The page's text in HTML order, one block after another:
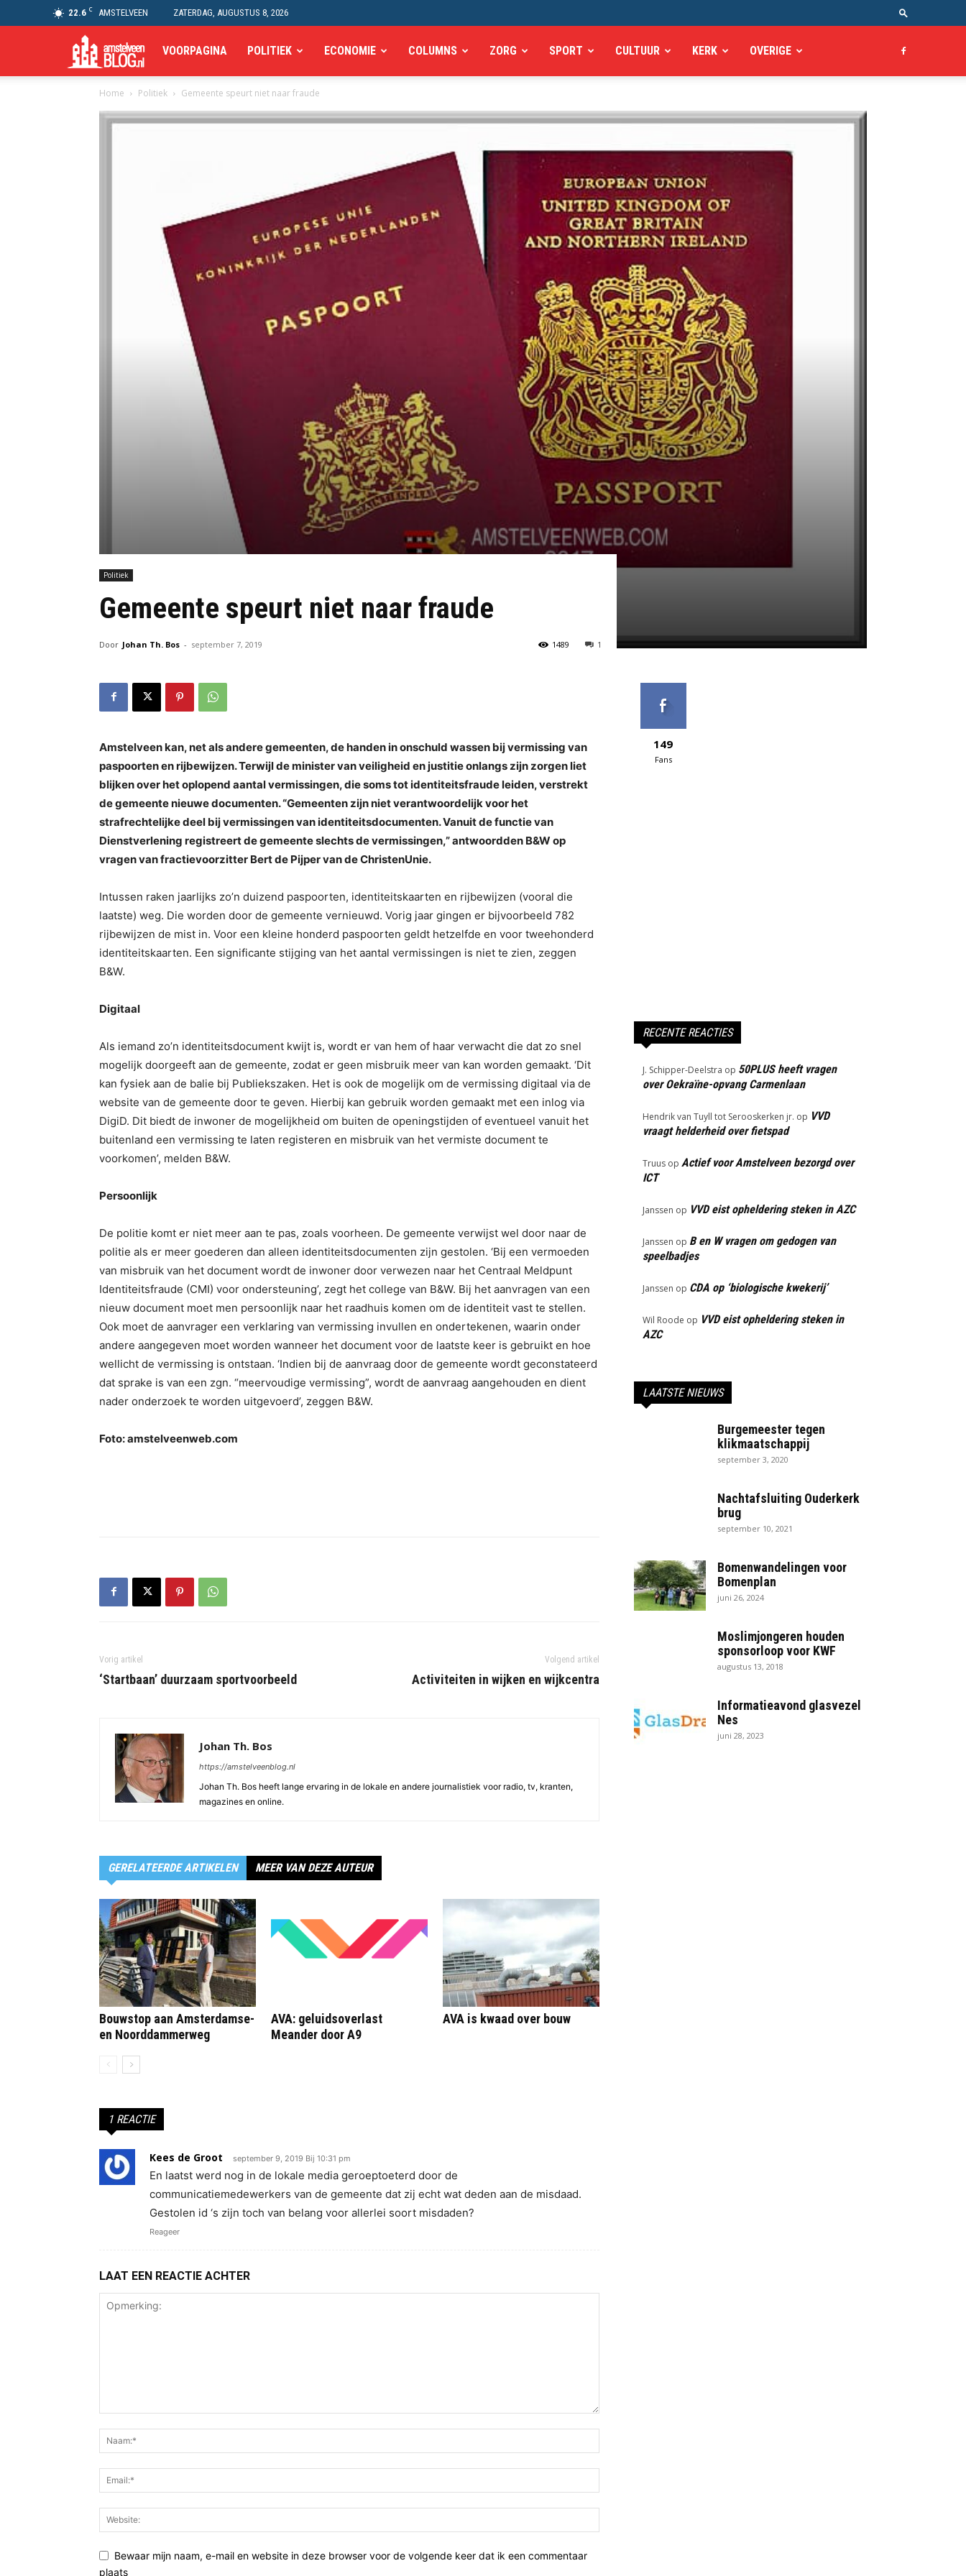
22.6 C AMSTELVEEN ZATERDAG, AUGUSTUS 8, 2026
Amstelveen
Blog
VOORPAGINA POLITIEK ECONOMIE COLUMNS ZORG SPORT CULTUUR KERK OVERIGE
Home Politiek Gemeente speurt niet naar fraude
Politiek
Gemeente speurt niet naar fraude
Door Johan Th. Bos - september 7, 2019 1
1489
Amstelveen kan, net als andere gemeenten, de handen in onschuld wassen bij vermissing van
paspoorten en rijbewijzen. Terwijl de minister van veiligheid en justitie onlangs zijn zorgen liet
blijken over het oplopend aantal vermissingen, die soms tot identiteitsfraude leiden, verstrekt
de gemeente nieuwe documenten. “Gemeenten zijn niet verantwoordelijk voor het
strafrechtelijke deel bij vermissingen van identiteitsdocumenten. Vanuit de functie van
Dienstverlening registreert de gemeente slechts de vermissingen,” antwoordden B&W op
vragen van fractievoorzitter Bert de Pijper van de ChristenUnie.
Intussen raken jaarlijks zo’n duizend paspoorten, identiteitskaarten en rijbewijzen (vooral die
laatste) weg. Die worden door de gemeente vernieuwd. Vorig jaar gingen er bijvoorbeeld 782
rijbewijzen de mist in. Voor een kleine honderd paspoorten geldt hetzelfde en voor tweehonderd
identiteitskaarten. Een significante stijging van het aantal vermissingen is niet te zien, zeggen
B&W.
Digitaal
Als iemand zo’n identiteitsdocument kwijt is, wordt er van hem of haar verwacht die dat zo snel
mogelijk doorgeeft aan de gemeente, zodat er geen misbruik meer van kan worden gemaakt. ‘Dit
kan fysiek aan de balie bij Publiekszaken. Het is ook de mogelijk om de vermissing digitaal via de
website van de gemeente door te geven. Hierbij kan gebruik worden gemaakt met een inlog via
DigiD. Dit biedt de inwoner de mogelijkheid om buiten de openingstijden of eventueel vanuit het
buitenland een vermissing te laten registeren en misbruik van het vermiste document te
voorkomen’, melden B&W.
Persoonlijk
De politie komt er niet meer aan te pas, zoals voorheen. De gemeente verwijst wel door naar de
politie als er meer goederen dan alleen identiteitsdocumenten zijn gestolen. ‘Bij een vermoeden
van misbruik van het document wordt de inwoner door verwezen naar het Centraal Meldpunt
Identiteitsfraude (CMI) voor ondersteuning’, zegt het college van B&W. Bij het aanvragen van een
nieuw document moet men persoonlijk naar het raadhuis komen om de identiteit vast te stellen.
Ook moet de aanvrager een verklaring van vermissing invullen en ondertekenen, waarin onder
andere aangegeven moet worden wanneer het document voor de laatste keer is gebruikt en hoe
wellicht de vermissing is ontstaan. ‘Indien bij de aanvraag door de gemeente wordt geconstateerd
dat sprake is van een zgn. “meervoudige vermissing”, wordt de aanvraag aangehouden en dient
nader onderzoek te worden uitgevoerd’, zeggen B&W.
Foto: amstelveenweb.com
Vorig artikel
‘Startbaan’ duurzaam sportvoorbeeld
Volgend artikel
Activiteiten in wijken en wijkcentra
Johan Th. Bos
https://amstelveenblog.nl
Johan Th. Bos heeft lange ervaring in de lokale en andere journalistiek voor radio, tv, kranten,
magazines en online.
GERELATEERDE ARTIKELEN MEER VAN DEZE AUTEUR
Bouwstop aan Amsterdamse-
en Noorddammerweg
AVA: geluidsoverlast
Meander door A9
AVA is kwaad over bouw
1 REACTIE
Kees de Groot september 9, 2019 Bij 10:31 pm
En laatst werd nog in de lokale media geroeptoeterd door de
communicatiemedewerkers van de gemeente dat zij echt wat deden aan de misdaad.
Gestolen id ‘s zijn toch van belang voor allerlei soort misdaden?
Reageer
LAAT EEN REACTIE ACHTER
Bewaar mijn naam, e-mail en website in deze browser voor de volgende keer dat ik een commentaar
plaats
149
Fans
RECENTE REACTIES
J. Schipper-Deelstra op 50PLUS heeft vragen
over Oekraïne-opvang Carmenlaan
Hendrik van Tuyll tot Serooskerken jr. op VVD
vraagt helderheid over fietspad
Truus op Actief voor Amstelveen bezorgd over
ICT
Janssen op VVD eist opheldering steken in AZC
Janssen op B en W vragen om gedogen van
speelbadjes
Janssen op CDA op ‘biologische kwekerij’
Wil Roode op VVD eist opheldering steken in
AZC
LAATSTE NIEUWS
Burgemeester tegen
klikmaatschappij
september 3, 2020
Nachtafsluiting Ouderkerk
brug
september 10, 2021
Bomenwandelingen voor
Bomenplan
juni 26, 2024
Moslimjongeren houden
sponsorloop voor KWF
augustus 13, 2018
Informatieavond glasvezel
Nes
juni 28, 2023